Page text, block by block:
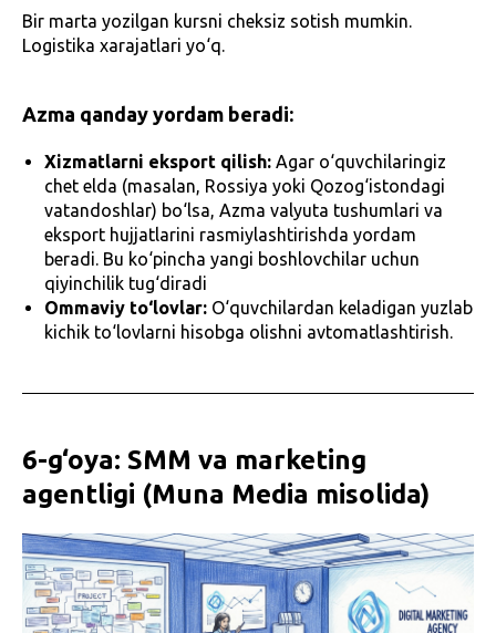
Bir marta yozilgan kursni cheksiz sotish mumkin.
Logistika xarajatlari yo‘q.
Azma qanday yordam beradi:
Xizmatlarni eksport qilish: Agar o‘quvchilaringiz
chet elda (masalan, Rossiya yoki Qozog‘istondagi
vatandoshlar) bo‘lsa, Azma valyuta tushumlari va
eksport hujjatlarini rasmiylashtirishda yordam
beradi. Bu ko‘pincha yangi boshlovchilar uchun
qiyinchilik tug‘diradi
Ommaviy to‘lovlar: O‘quvchilardan keladigan yuzlab
kichik to‘lovlarni hisobga olishni avtomatlashtirish.
6-g‘oya: SMM va marketing
agentligi (Muna Media misolida)